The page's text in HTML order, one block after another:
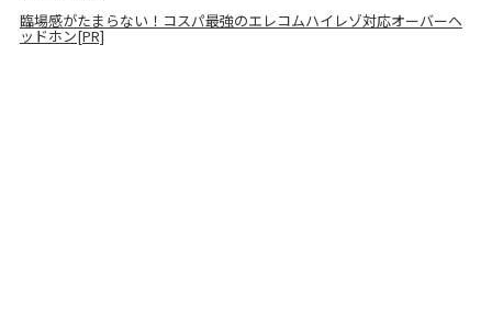
臨場感がたまらない！コスパ最強のエレコムハイレゾ対応オーバーヘ
ッドホン[PR]